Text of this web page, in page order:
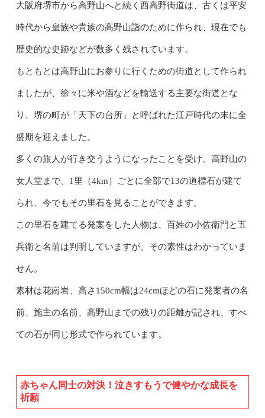
大阪府堺市から高野山へと続く西高野街道は、古くは平安
時代から皇族や貴族の高野山詣のために作られ、現在でも
歴史的な史跡などが数多く残されています。
もともとは高野山にお参りに行くための街道として作られ
ましたが、徐々に米や酒などを輸送する主要な街道とな
り、堺の町が「天下の台所」と呼ばれた江戸時代の末に全
盛期を迎えました。
多くの旅人が行き交うようになったことを受け、高野山の
女人堂まで、1里（4km）ごとに全部で13の道標石が建て
られ、今でもその里石を見ることができます。
この里石を建てる発案をした人物は、百姓の小佐衛門と五
兵衛と名前は判明していますが、その素性はわかっていま
せん。
素材は花崗岩、高さ150cm幅は24cmほどの石に発案者の名
前、施主の名前、高野山までの残りの距離が記され、すべ
ての石が同じ形式で作られています。
赤ちゃん同士の対決！泣きすもうで健やかな成長を
祈願